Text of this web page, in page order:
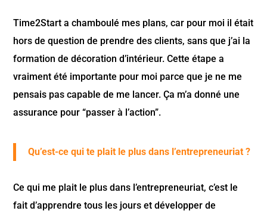
Time2Start a chamboulé mes plans, car pour moi il était
hors de question de prendre des clients, sans que j’ai la
formation de décoration d’intérieur. Cette étape a
vraiment été importante pour moi parce que je ne me
pensais pas capable de me lancer. Ça m’a donné une
assurance pour “passer à l’action”.
Qu’est-ce qui te plait le plus dans l’entrepreneuriat ?
Ce qui me plait le plus dans l’entrepreneuriat, c’est le
fait d’apprendre tous les jours et développer de